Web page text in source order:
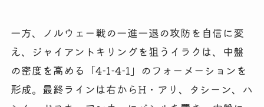
一方、ノルウェー戦の一進一退の攻防を自信に変
え、ジャイアントキリングを狙うイラクは、中盤
の密度を高める「4-1-4-1」のフォーメーションを
形成。最終ラインは右からH・アリ、タシーン、ハ